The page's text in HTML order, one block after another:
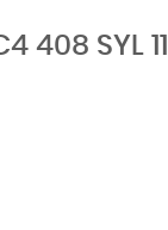
408 SYL